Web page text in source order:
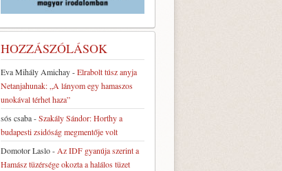
HOZZÁSZÓLÁSOK
Eva Mihály Amichay-Elrabolt túsz anyja
Netanjahunak: „A lányom egy hamaszos
unokával térhet haza”
sós csaba-Szakály Sándor: Horthy a
budapesti zsidóság megmentője volt
Domotor Laslo- Az IDF gyanúja szerint a
Hamász tüzérsége okozta a halálos tüzet